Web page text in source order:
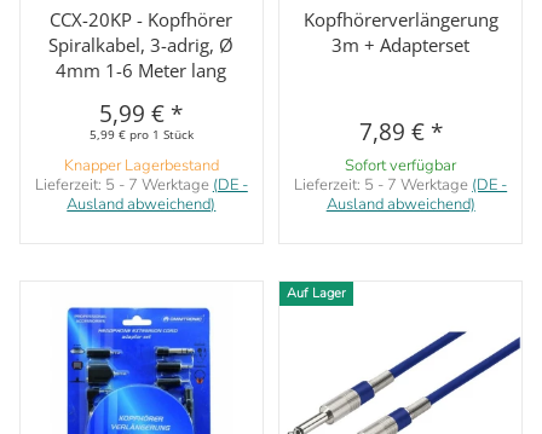
CCX-20KP - Kopfhörer
Spiralkabel, 3-adrig, Ø
4mm 1-6 Meter lang
5,99 € *
5,99 € pro 1 Stück
Knapper Lagerbestand
Lieferzeit: 5 - 7 Werktage (DE -
Ausland abweichend)
Kopfhörerverlängerung
3m + Adapterset
7,89 € *
Sofort verfügbar
Lieferzeit: 5 - 7 Werktage (DE -
Ausland abweichend)
Auf Lager